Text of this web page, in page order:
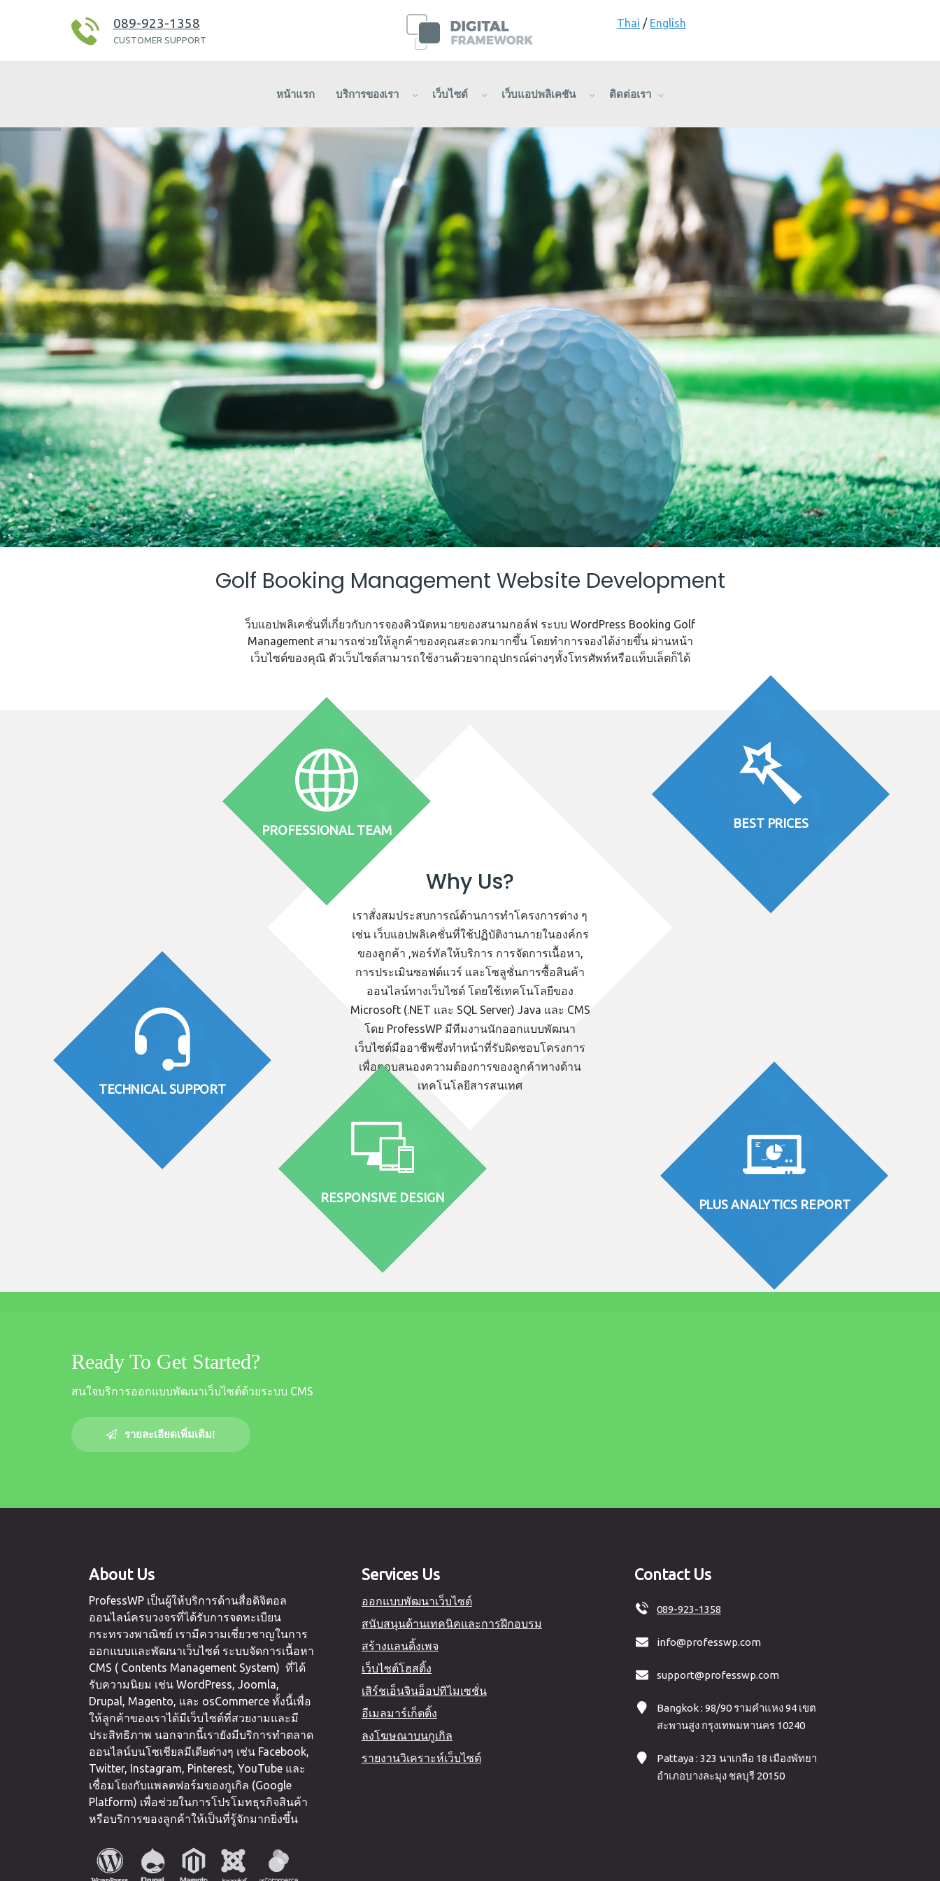
089-923-1358
CUSTOMER SUPPORT
Thai / English
หน้าแรก บริการของเรา เว็บไซต์ เว็บแอปพลิเคชัน ติดต่อเรา
Golf Booking Management Website Development
ว็บแอปพลิเคชั่นที่เกี่ยวกับการจองคิวนัดหมายของสนามกอล์ฟ ระบบ WordPress Booking Golf
Management สามารถช่วยให้ลูกค้าของคุณสะดวกมากขึ้น โดยทำการจองได้ง่ายขึ้น ผ่านหน้า
เว็บไซต์ของคุณิ ตัวเว็บไซต์สามารถใช้งานด้วยจากอุปกรณ์ต่างๆทั้งโทรศัพท์หรือแท็บเล็ตก็ได้
Why Us?
เราสั่งสมประสบการณ์ด้านการทำโครงการต่าง ๆ
เช่น เว็บแอปพลิเคชั่นที่ใช้ปฏิบัติงานภายในองค์กร
ของลูกค้า ,พอร์ทัลให้บริการ การจัดการเนื้อหา,
การประเมินซอฟต์แวร์ และโซลูชั่นการซื้อสินค้า
ออนไลน์ทางเว็บไซต์ โดยใช้เทคโนโลยีของ
Microsoft (.NET และ SQL Server) Java และ CMS
โดย ProfessWP มีทีมงานนักออกแบบพัฒนา
เว็บไซต์มืออาชีพซึ่งทำหน้าที่รับผิดชอบโครงการ
เพื่อตอบสนองความต้องการของลูกค้าทางด้าน
เทคโนโลยีสารสนเทศ
Ready To Get Started?
สนใจบริการออกแบบพัฒนาเว็บไซต์ด้วยระบบ CMS
รายละเอียดเพิ่มเติม!
About Us
ProfessWP เป็นผู้ให้บริการด้านสื่อดิจิตอล
ออนไลน์ครบวงจรที่ได้รับการจดทะเบียน
กระทรวงพาณิชย์ เรามีความเชี่ยวชาญในการ
ออกแบบและพัฒนาเว็บไซต์ ระบบจัดการเนื้อหา
CMS ( Contents Management System) ที่ได้
รับความนิยม เช่น WordPress, Joomla,
Drupal, Magento, และ osCommerce ทั้งนี้เพื่อ
ให้ลูกค้าของเราได้มีเว็บไซต์ที่สวยงามและมี
ประสิทธิภาพ นอกจากนี้เรายังมีบริการทำตลาด
ออนไลน์บนโซเชียลมีเดียต่างๆ เช่น Facebook,
Twitter, Instagram, Pinterest, YouTube และ
เชื่อมโยงกับแพลตฟอร์มของกูเกิล (Google
Platform) เพื่อช่วยในการโปรโมทธุรกิจสินค้า
หรือบริการของลูกค้าให้เป็นที่รู้จักมากยิ่งขึ้น
Services Us
ออกแบบพัฒนาเว็บไซต์
สนับสนุนด้านเทคนิคและการฝึกอบรม
สร้างแลนดิ้งเพจ
เว็บไซต์โฮสติ้ง
เสิร์ชเอ็นจินอ็อปทิไมเซชั่น
อีเมลมาร์เก็ตติ้ง
ลงโฆษณาบนกูเกิล
รายงานวิเคราะห์เว็บไซต์
Contact Us
089-923-1358
info@professwp.com
support@professwp.com
Bangkok : 98/90 รามคำแหง 94 เขต
สะพานสูง กรุงเทพมหานคร 10240
Pattaya : 323 นาเกลือ 18 เมืองพัทยา
อำเภอบางละมุง ชลบุรี 20150